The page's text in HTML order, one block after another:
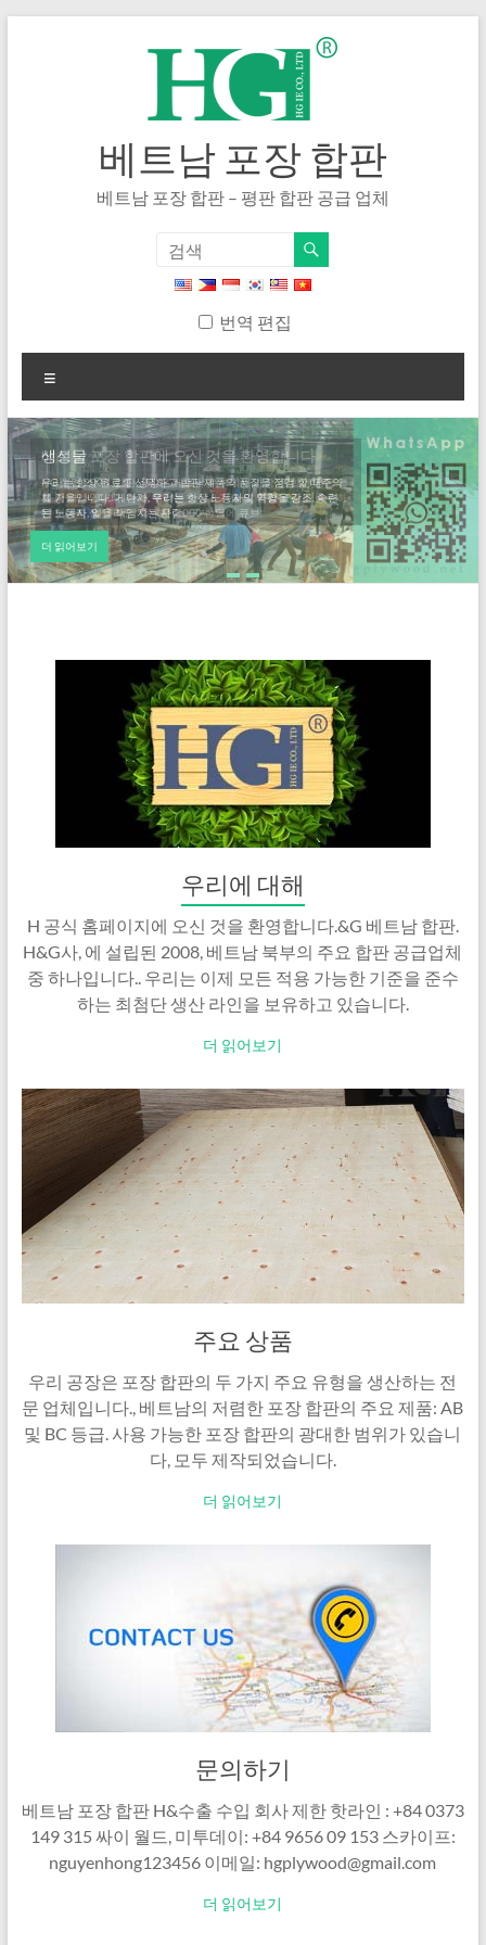
베트남 포장 합판
베트남 포장 합판 – 평판 합판 공급 업체
번역 편집
뉴
생성물
우리는 항상 원료를 선택하고 합판 제품의 품질을 점검 할 때주의
를 기울입니다.. 게다가, 우리는 항상 노동자의 역할을 강조, 숙련
된 노동자, 일을 책임지는 사람.
더 읽어보기
우리에 대해
H 공식 홈페이지에 오신 것을 환영합니다.&G 베트남 합판.
H&G사, 에 설립된 2008, 베트남 북부의 주요 합판 공급업체
중 하나입니다.. 우리는 이제 모든 적용 가능한 기준을 준수
하는 최첨단 생산 라인을 보유하고 있습니다.
더 읽어보기
주요 상품
우리 공장은 포장 합판의 두 가지 주요 유형을 생산하는 전
문 업체입니다., 베트남의 저렴한 포장 합판의 주요 제품: AB
및 BC 등급. 사용 가능한 포장 합판의 광대한 범위가 있습니
다, 모두 제작되었습니다.
더 읽어보기
문의하기
베트남 포장 합판 H&수출 수입 회사 제한 핫라인 : +84 0373
149 315 싸이 월드, 미투데이: +84 9656 09 153 스카이프:
nguyenhong123456 이메일: hgplywood@gmail.com
더 읽어보기